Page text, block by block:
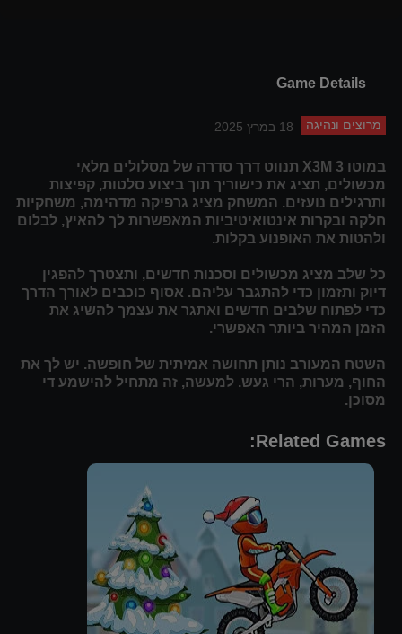
Game Details
מרוצים ונהיגה 18 במרץ 2025
במוטו X3M 3 תנווט דרך סדרה של מסלולים מלאי
מכשולים, תציג את כישוריך תוך ביצוע סלטות, קפיצות
ותרגילים נועזים. המשחק מציג גרפיקה מדהימה, משחקיות
חלקה ובקרות אינטואיטיביות המאפשרות לך להאיץ, לבלום
ולהטות את האופנוע בקלות.
כל שלב מציג מכשולים וסכנות חדשים, ותצטרך להפגין
דיוק ותזמון כדי להתגבר עליהם. אסוף כוכבים לאורך הדרך
כדי לפתוח שלבים חדשים ואתגר את עצמך להשיג את
הזמן המהיר ביותר האפשרי.
השטח המעורב נותן תחושה אמיתית של חופשה. יש לך את
החוף, מערות, הרי געש. למעשה, זה מתחיל להישמע די
מסוכן.
Related Games: